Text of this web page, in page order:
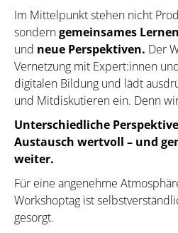
Im Mittelpunkt stehen nicht
sonderngemeinsames
und neue Perspektiven. Der
Vernetzung mit Expert:innen
digitalen Bildung und lädt
und Mitdiskutieren ein. Denn
Unterschiedliche
Austausch wertvoll – und
weiter.
Für eine angenehme
Workshoptag ist
gesorgt.